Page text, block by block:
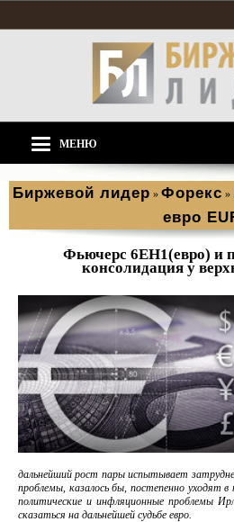
МЕНЮ
Биржевой лидер » Форекс »
евро
Фьючеpс 6ЕН1(eвpо) и
консолидация у
дальнейший рост пары испытывает
проблемы, казалось бы, постепенно уходят
политические и инфляционные проблемы
сказаться на дальнейшей судьбе евро.